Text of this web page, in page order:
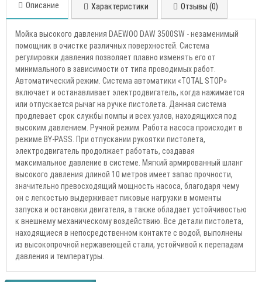
Описание Характеристики Отзывы (0)
Мойка высокого давления DAEWOO DAW 3500SW - незаменимый
помощник в очистке различных поверхностей. Система
регулировки давления позволяет плавно изменять его от
минимального в зависимости от типа проводимых работ.
Автоматический режим. Система автоматики «TOTAL STOP»
включает и останавливает электродвигатель, когда нажимается
или отпускается рычаг на ручке пистолета. Данная система
продлевает срок службы помпы и всех узлов, находящихся под
высоким давлением. Ручной режим. Работа насоса происходит в
режиме BY-PASS. При отпускании рукоятки пистолета,
электродвигатель продолжает работать, создавая
максимальное давление в системе. Мягкий армированный шланг
высокого давления длиной 10 метров имеет запас прочности,
значительно превосходящий мощность насоса, благодаря чему
он с легкостью выдерживает пиковые нагрузки в моменты
запуска и остановки двигателя, а также обладает устойчивостью
к внешнему механическому воздействию. Все детали пистолета,
находящиеся в непосредственном контакте с водой, выполнены
из высокопрочной нержавеющей стали, устойчивой к перепадам
давления и температуры.